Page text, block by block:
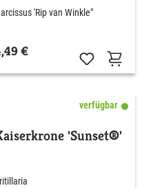
'Rip van Winkle"
€
verfügbar
'Sunset®'